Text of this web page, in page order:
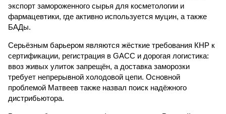
экспорт замороженного сырья для косметологии и
фармацевтики, где активно используется муцин, а также
БАДы.
Серьёзным барьером являются жёсткие требования КНР к
сертификации, регистрация в GACC и дорогая логистика:
ввоз живых улиток запрещён, а доставка заморозки
требует непрерывной холодовой цепи. Основной
проблемой Матвеев также назвал поиск надёжного
дистрибьютора.